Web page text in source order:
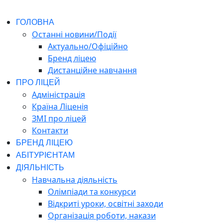
ГОЛОВНА
Останні новини/Події
Актуально/Офіційно
Бренд ліцею
Дистанційне навчання
ПРО ЛІЦЕЙ
Адміністрація
Країна Ліценія
ЗМІ про ліцей
Контакти
БРЕНД ЛІЦЕЮ
АБІТУРІЄНТАМ
ДІЯЛЬНІСТЬ
Навчальна діяльність
Олімпіади та конкурси
Відкриті уроки, освітні заходи
Організація роботи, накази